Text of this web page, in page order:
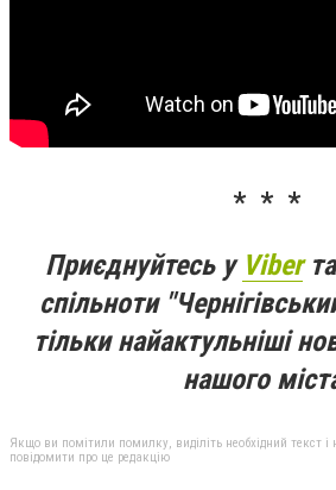
* * *
Приєднуйтесь у Viber
спільноти
тільки найактульніші
нашого
Якщо ви помітили помилку, виділіть необхідний текст і
повідомити про це редакцію